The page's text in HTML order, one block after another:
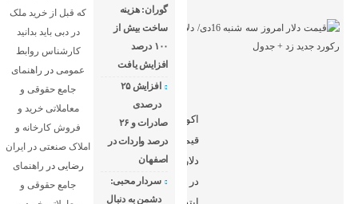
اکوایران:
قیمت
دلار
در
گوران: هزینه
ساخت بیش از
۱۰۰ درصد
افزایش یافت
افزایش ۲۵
درصدی
صادرات و ۲۶
درصد واردات در
اصفهان
سردار محبی:
دشمن به دنبال
که قبل از خرید ملک
در دبی باید بدانید
کارشناس روابط
عمومیدر راهنمای
جامع حقوقی و
معاملاتی خرید و
فروش کارخانه و
املاک صنعتی در ایران
رضایی در راهنمای
جامع حقوقی و